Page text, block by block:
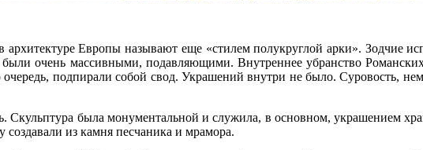
Европы называют еще «стилем полукруглой арки». Зодчие
очень массивными, подавляющими. Внутреннее убранство
подпирали собой свод. Украшений внутри не было. Суровость,
была монументальной и служила, в основном, украшением
из камня песчаника и мрамора.